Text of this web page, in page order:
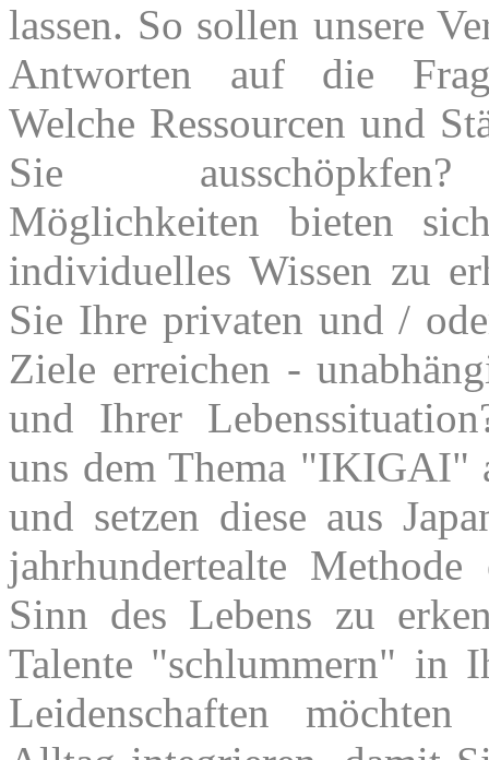
lassen. So sollen unsere
Antworten auf die
Welche Ressourcen und
Sie
Möglichkeiten bieten
individuelles Wissen zu
Sie Ihre privaten und /
Ziele erreichen -
und Ihrer
uns dem Thema "IKIGAI"
und setzen diese aus
jahrhundertealte
Sinn des Lebens zu
Talente "schlummern" in
Leidenschaften